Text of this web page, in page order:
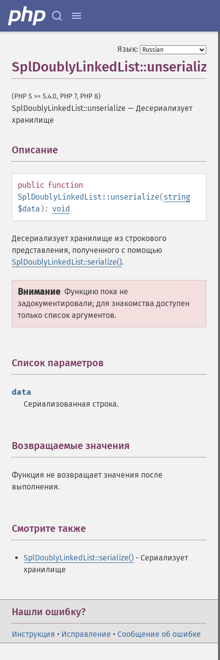
Язык:
SplDoublyLinkedList::unserialize
(PHP 5 >= 5.4.0, PHP 7, PHP 8)
SplDoublyLinkedList::unserialize —Десериализует
хранилище
Описание
public function
SplDoublyLinkedList::unserialize(string
$data): void
Десериализует хранилище из строкового
представления, полученного с помощью
SplDoublyLinkedList::serialize().
Внимание Функцию пока не
задокументировали; для знакомства доступен
только список аргументов.
Список параметров
data
Сериализованная строка.
Возвращаемые значения
Функция не возвращает значения после
выполнения.
Смотрите также
SplDoublyLinkedList::serialize() - Сериализует
хранилище
Нашли ошибку?
Инструкция • Исправление • Сообщение об ошибке